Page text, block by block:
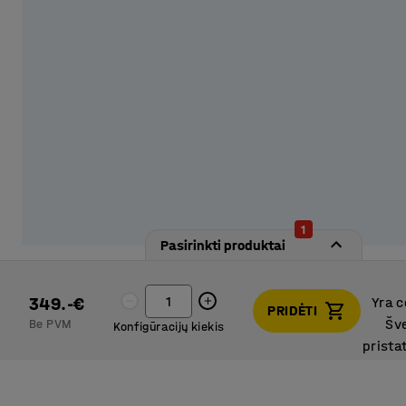
Pasirinkti produktai
1
349.-€
Be PVM Konfigūracijų kiekis
PRIDĖTI
Yra